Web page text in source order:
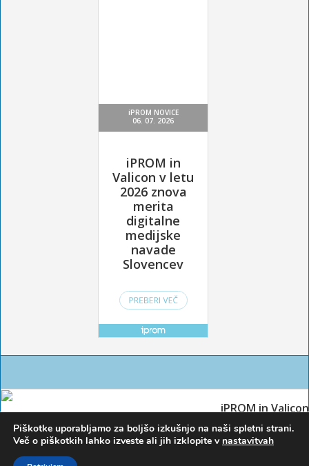
Piškotke uporabljamo za boljšo izkušnjo na naši spletni strani.
Več o piškotkih lahko izveste ali jih izklopite v nastavitvah